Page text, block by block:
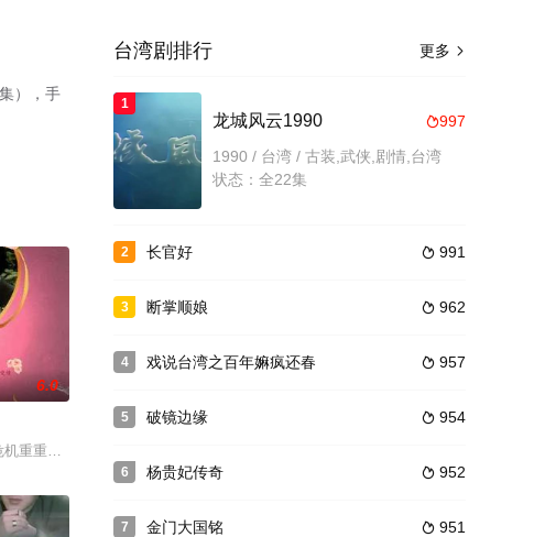
），手
有着婚约，虽然姚木兰深深爱着
家庭式理发店——忠南理发厅却生意清淡。忠南理发厅的老板老
6.0
重重，却因两个如花似玉的女孩引得追求者接踵而至。突然之间，该家族杯地产商
更多 
台湾剧排行
1
997
龙城风云1990
1990 / 台湾 / 古装,武侠,剧情,台湾
状态：全22集
2  991
长官好
3  962
断掌顺娘
4  957
戏说台湾之百年嫲疯还春
5  954
破镜边缘
6  952
杨贵妃传奇
7  951
金门大国铭